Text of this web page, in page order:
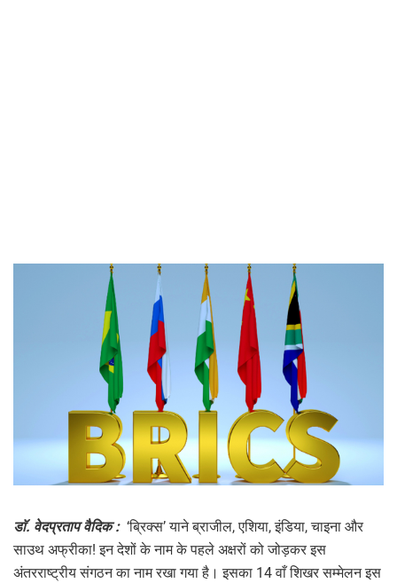
डाॅ. वेदप्रताप वैदिक : ‘ब्रिक्स’ याने ब्राजील, एशिया, इंडिया, चाइना और
साउथ अफ्रीका! इन देशों के नाम के पहले अक्षरों को जोड़कर इस
अंतरराष्ट्रीय संगठन का नाम रखा गया है। इसका 14 वाँ शिखर सम्मेलन इस